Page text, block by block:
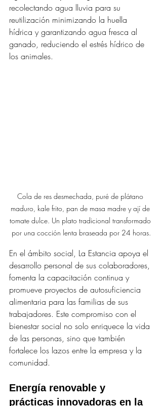
recolectando agua lluvia para su
reutilización minimizando la huella
hídrica y garantizando agua fresca al
ganado, reduciendo el estrés hídrico de
los animales.
Cola de res desmechada, puré de plátano
maduro, kale frito, pan de masa madre y ají de
tomate dulce. Un plato tradicional transformado
por una cocción lenta braseada por 24 horas.
En el ámbito social, La Estancia apoya el
desarrollo personal de sus colaboradores,
fomenta la capacitación continua y
promueve proyectos de autosuficiencia
alimentaria para las familias de sus
trabajadores. Este compromiso con el
bienestar social no solo enriquece la vida
de las personas, sino que también
fortalece los lazos entre la empresa y la
comunidad.
Energía renovable y
prácticas innovadoras en la